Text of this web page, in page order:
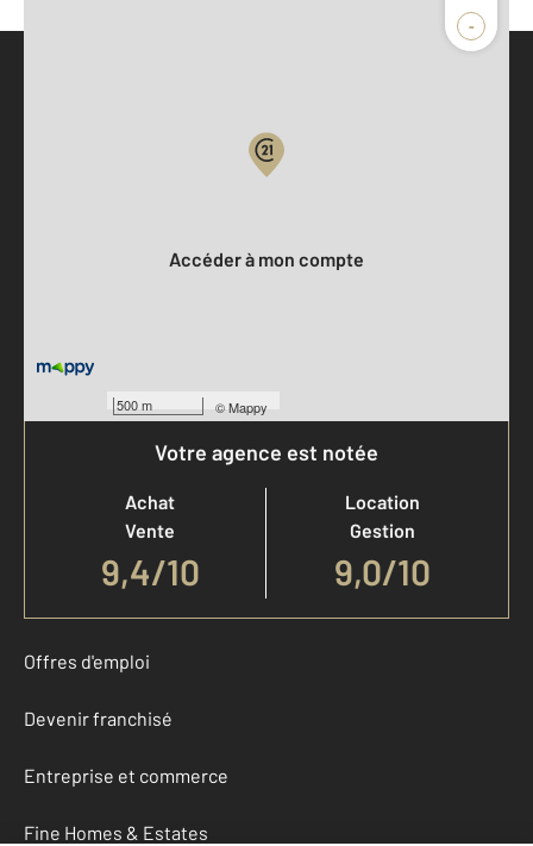
-
500 m ©Mappy
Accéder à mon compte
Votre agence est notée
Achat
Vente
9,4/10
Location
Gestion
9,0/10
Offres d'emploi
Devenir franchisé
Entreprise et commerce
Fine Homes & Estates